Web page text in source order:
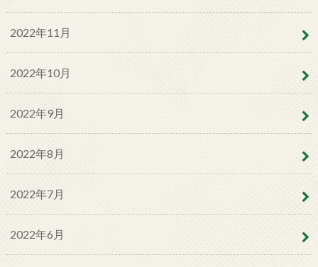
2022年11月
2022年10月
2022年9月
2022年8月
2022年7月
2022年6月